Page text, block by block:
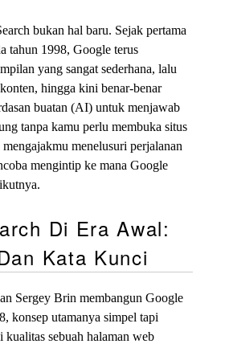
bukan hal baru. Sejak pertama
tahun 1998, Google terus
yang sangat sederhana, lalu
hingga kini benar-benar
buatan (AI) untuk menjawab
tanpa kamu perlu membuka situs
menelusuri perjalanan
mengintip ke mana Google
Di Era Awal:
Kata Kunci
Sergey Brin membangun Google
konsep utamanya simpel tapi
sebuah halaman web